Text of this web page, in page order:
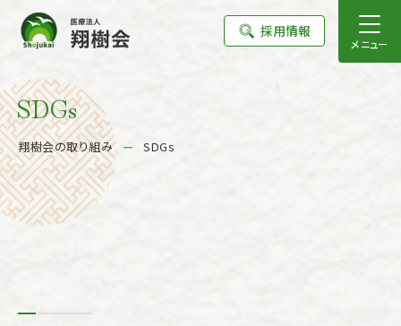
採用情報
メニュー
SDGs
翔樹会の取り組み SDGs